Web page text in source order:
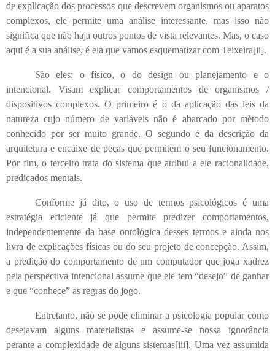
de explicação dos processos que descrevem organismos ou aparatos
complexos, ele permite uma análise interessante, mas isso não
significa que não haja outros pontos de vista relevantes. Mas, o caso
aqui é a sua análise, é ela que vamos esquematizar com Teixeira[ii].
São eles: o físico, o do design ou planejamento e o
intencional. Visam explicar comportamentos de organismos /
dispositivos complexos. O primeiro é o da aplicação das leis da
natureza cujo número de variáveis não é abarcado por método
conhecido por ser muito grande. O segundo é da descrição da
arquitetura e encaixe de peças que permitem o seu funcionamento.
Por fim, o terceiro trata do sistema que atribui a ele racionalidade,
predicados mentais.
Conforme já dito, o uso de termos psicológicos é uma
estratégia eficiente já que permite predizer comportamentos,
independentemente da base ontológica desses termos e ainda nos
livra de explicações físicas ou do seu projeto de concepção. Assim,
a predição do comportamento de um computador que joga xadrez
pela perspectiva intencional assume que ele tem “desejo” de ganhar
e que “conhece” as regras do jogo.
Entretanto, não se pode eliminar a psicologia popular como
desejavam alguns materialistas e assume-se nossa ignorância
perante a complexidade de alguns sistemas[iii]. Uma vez assumida